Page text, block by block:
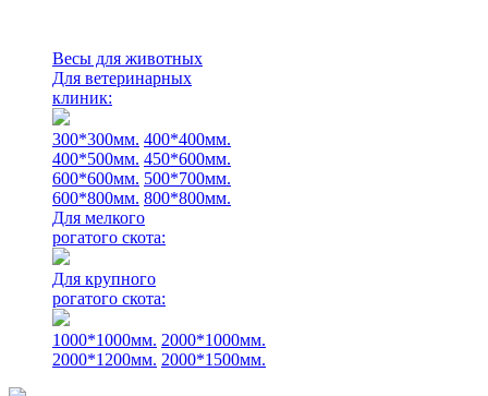
Весы для животных
Для ветеринарных
клиник:
300*300мм. 400*400мм.
400*500мм. 450*600мм.
600*600мм. 500*700мм.
600*800мм. 800*800мм.
Для мелкого
рогатого скота:
Для крупного
рогатого скота:
1000*1000мм. 2000*1000мм.
2000*1200мм. 2000*1500мм.